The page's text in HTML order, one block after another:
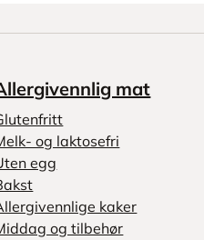
mat
og laktosefri
egg
kaker
og tilbehør